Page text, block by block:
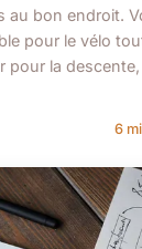
au bon endroit.
pour le vélo
pour la
6